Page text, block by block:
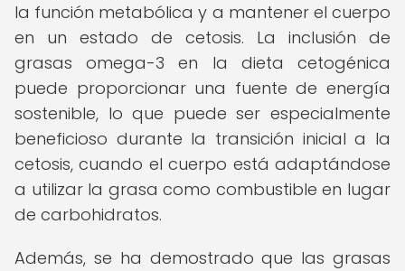
la función metabólica y a mantener el cuerpo
en un estado de cetosis. La inclusión de
grasas omega-3 en la dieta cetogénica
puede proporcionar una fuente de energía
sostenible, lo que puede ser especialmente
beneficioso durante la transición inicial a la
cetosis, cuando el cuerpo está adaptándose
a utilizar la grasa como combustible en lugar
de carbohidratos.
Además, se ha demostrado que las grasas